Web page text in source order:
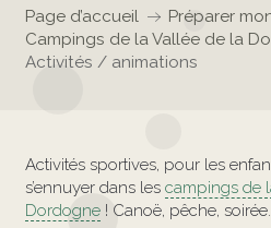
Page d’accueil Préparer
Campings de la Vallée de la
Activités / animations
Activités sportives, pour les
s’ennuyer dans les campings de
Dordogne! Canoë, pêche,